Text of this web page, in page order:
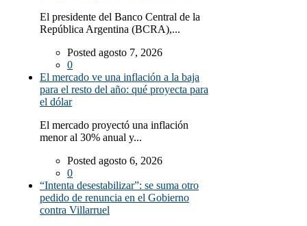
El presidente del Banco Central de la
República Argentina (BCRA),...
Posted agosto 7, 2026
0
El mercado ve una inflación a la baja
para el resto del año: qué proyecta para
el dólar
El mercado proyectó una inflación
menor al 30% anual y...
Posted agosto 6, 2026
0
“Intenta desestabilizar”: se suma otro
pedido de renuncia en el Gobierno
contra Villarruel